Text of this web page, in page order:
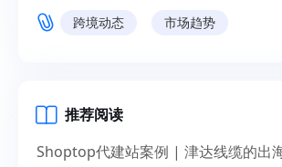
跨境动态 市场趋势
推荐阅读